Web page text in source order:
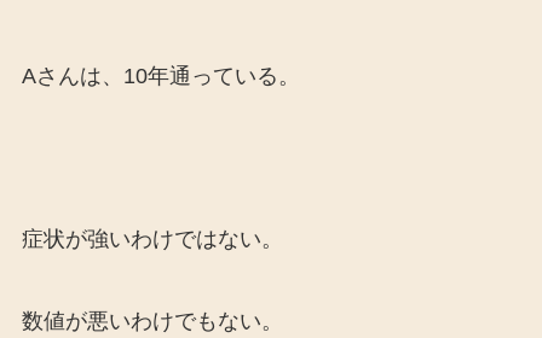
Aさんは、10年通っている。
症状が強いわけではない。
数値が悪いわけでもない。